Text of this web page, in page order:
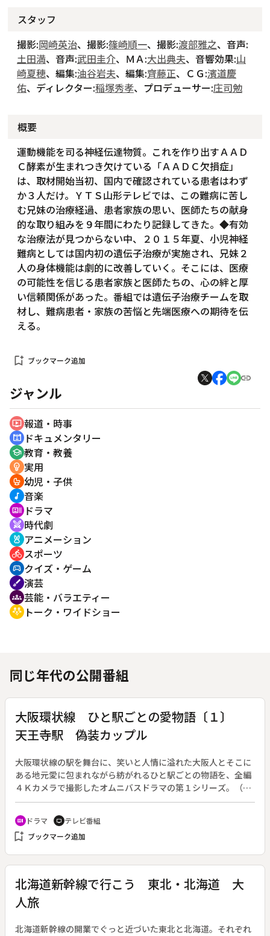
スタッフ
撮影:岡崎英治、撮影:篠崎順一、撮影:渡部雅之、音声:
土田満、音声:武田圭介、ＭＡ:大出典夫、音響効果:山
崎夏穂、編集:油谷岩夫、編集:齊藤正、ＣＧ:濱道慶
佑、ディレクター:稲塚秀孝、プロデューサー:庄司勉
概要
運動機能を司る神経伝達物質。これを作り出すＡＡＤ
Ｃ酵素が生まれつき欠けている「ＡＡＤＣ欠損症」
は、取材開始当初、国内で確認されている患者はわず
か３人だけ。ＹＴＳ山形テレビでは、この難病に苦し
む兄妹の治療経過、患者家族の思い、医師たちの献身
的な取り組みを９年間にわたり記録してきた。◆有効
な治療法が見つからない中、２０１５年夏、小児神経
難病としては国内初の遺伝子治療が実施され、兄妹２
人の身体機能は劇的に改善していく。そこには、医療
の可能性を信じる患者家族と医師たちの、心の絆と厚
い信頼関係があった。番組では遺伝子治療チームを取
材し、難病患者・家族の苦悩と先端医療への期待を伝
える。
bookmark_add ブックマーク追加
ジャンル
ondemand_video 報道・時事
cinematic_blur ドキュメンタリー
school 教育・教養
emoji_objects 実用
crib 幼児・子供
music_note 音楽
recent_actors ドラマ
swords 時代劇
cruelty_free アニメーション
directions_bike スポーツ
sports_esports クイズ・ゲーム
brush 演芸
groups 芸能・バラエティー
adaptive_audio_mic トーク・ワイドショー
同じ年代の公開番組
大阪環状線 ひと駅ごとの愛物語〔１〕
天王寺駅 偽装カップル
大阪環状線の駅を舞台に、笑いと人情に溢れた大阪人とそこに
ある地元愛に包まれながら紡がれるひと駅ごとの物語を、全編
４Ｋカメラで撮影したオムニバスドラマの第１シリーズ。（２
０１６年１月１３日～年３月１６日放送、全１０回）◆第１
回、天王寺駅「偽装カップル」。俳優の畠山哲夫（駿河太郎）
はマネージャーの三上さち子（谷村美月）と共に、浮気疑惑の
ある交際相手の木下琴美（滝裕可里）と宮本浩二（井上拓哉）
イラを募らせ、そしてついに２人のキス現場を目撃してしま
う。さち子に説得され、哲夫は琴美に直接問いただそうとする
が、衝撃の事実が発覚する。
recent_actors ドラマ tv テレビ番組
bookmark_add ブックマーク追加
北海道新幹線で行こう 東北・北海道 大
人旅
北海道新幹線の開業でぐっと近づいた東北と北海道。それぞれ